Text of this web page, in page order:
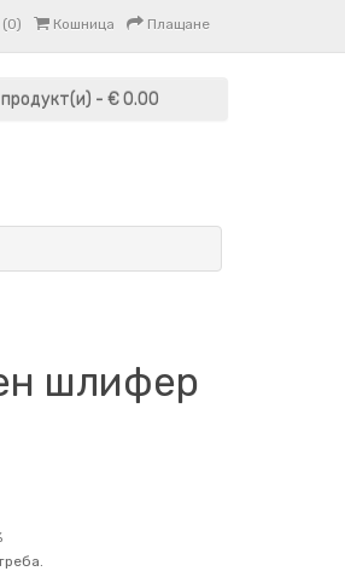
Кошница Плащане
- € 0.00
шлифер